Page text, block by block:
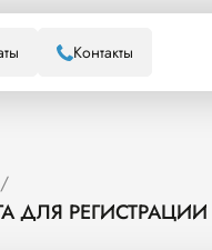
Контакты
/
ДЛЯ